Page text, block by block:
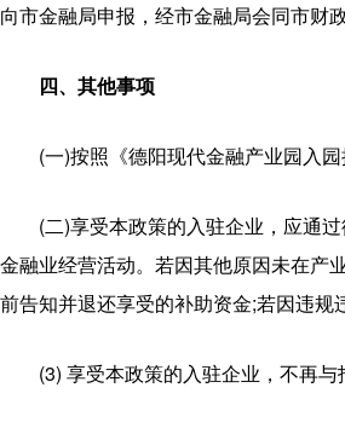
向市金融局申报，经市金融局会同市财
四、其他事项
(一)按照《德阳现代金融产业园入
(二)享受本政策的入驻企业，应通
金融业经营活动。若因其他原因未在产
前告知并退还享受的补助资金;若因违
(3) 享受本政策的入驻企业，不再